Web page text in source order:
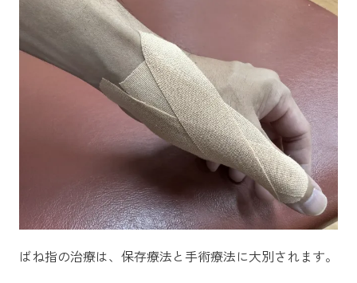
ばね指の治療は、保存療法と手術療法に大別されます。